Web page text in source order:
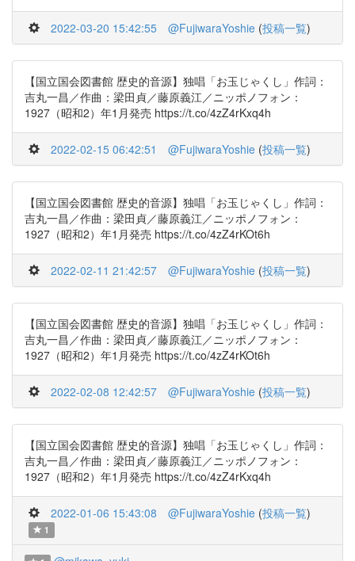
2022-03-20 15:42:55 @FujiwaraYoshie (投稿一覧)
【国立国会図書館 歴史的音源】独唱「お玉じゃくし」作詞：
吉丸一昌／作曲：梁田貞／藤原義江／ニッポノフォン：
1927（昭和2）年1月発売 https://t.co/4zZ4rKxq4h
2022-02-15 06:42:51 @FujiwaraYoshie (投稿一覧)
【国立国会図書館 歴史的音源】独唱「お玉じゃくし」作詞：
吉丸一昌／作曲：梁田貞／藤原義江／ニッポノフォン：
1927（昭和2）年1月発売 https://t.co/4zZ4rKOt6h
2022-02-11 21:42:57 @FujiwaraYoshie (投稿一覧)
【国立国会図書館 歴史的音源】独唱「お玉じゃくし」作詞：
吉丸一昌／作曲：梁田貞／藤原義江／ニッポノフォン：
1927（昭和2）年1月発売 https://t.co/4zZ4rKOt6h
2022-02-08 12:42:57 @FujiwaraYoshie (投稿一覧)
【国立国会図書館 歴史的音源】独唱「お玉じゃくし」作詞：
吉丸一昌／作曲：梁田貞／藤原義江／ニッポノフォン：
1927（昭和2）年1月発売 https://t.co/4zZ4rKxq4h
2022-01-06 15:43:08 @FujiwaraYoshie (投稿一覧)
1